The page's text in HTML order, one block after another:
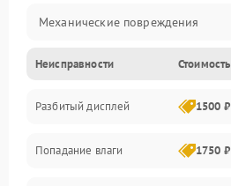
Механические повреждения
Видео
Механика
Управление
Неисправности Стоимость
Разбитый дисплей 1500 ₽
Попадание влаги 1750 ₽